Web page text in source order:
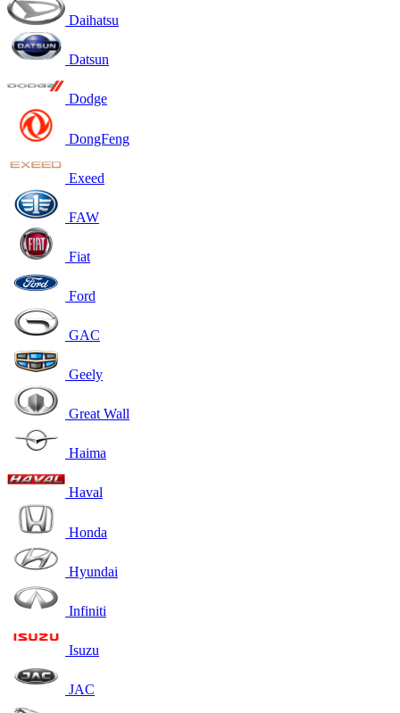
Daihatsu
Datsun
Dodge
DongFeng
Exeed
FAW
Fiat
Ford
GAC
Geely
Great Wall
Haima
Haval
Honda
Hyundai
Infiniti
Isuzu
JAC